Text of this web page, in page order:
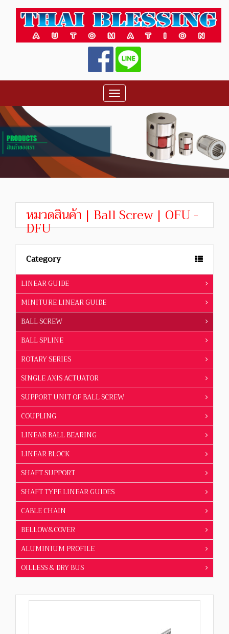
Toggle
navigation
หมวดสินค้า | Ball Screw | OFU -
DFU
Category
LINEAR GUIDE
MINITURE LINEAR GUIDE
BALL SCREW
BALL SPLINE
ROTARY SERIES
SINGLE AXIS ACTUATOR
SUPPORT UNIT OF BALL SCREW
COUPLING
LINEAR BALL BEARING
LINEAR BLOCK
SHAFT SUPPORT
SHAFT TYPE LINEAR GUIDES
CABLE CHAIN
BELLOW&COVER
ALUMINIUM PROFILE
OILLESS & DRY BUS